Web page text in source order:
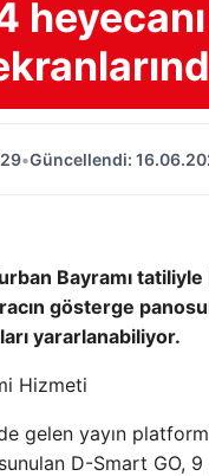
•Güncellendi:
Bayramı
gösterge
yararlanabiliyor.
Hizmeti
gelen yayın
D-Smart GO,